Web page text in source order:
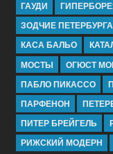
ГАУДИ
ЗОДЧИЕ ПЕТЕРБУРГА
КАСА БАЛЬО
МОСТЫ
ОГЮСТ
ПАБЛО ПИКАССО
ПАРФЕНОН
ПИТЕР БРЕЙГЕЛЬ
РИЖСКИЙ МОДЕРН